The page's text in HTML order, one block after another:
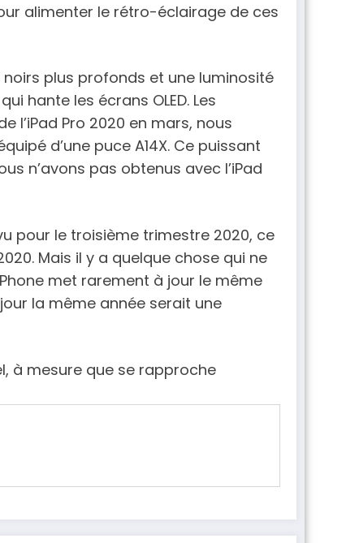
alimenter le rétro-éclairage de ces
plus profonds et une luminosité
hante les écrans OLED. Les
l’iPad Pro 2020 en mars, nous
d’une puce A14X. Ce puissant
n’avons pas obtenus avec l’iPad
pour le troisième trimestre 2020, ce
Mais il y a quelque chose qui ne
met rarement à jour le même
la même année serait une
à mesure que se rapproche